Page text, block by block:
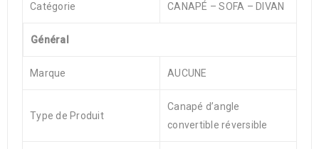
Catégorie CANAPÉ – SOFA – DIVAN
Général
Marque AUCUNE
Type de Produit
Canapé d’angle
convertible réversible